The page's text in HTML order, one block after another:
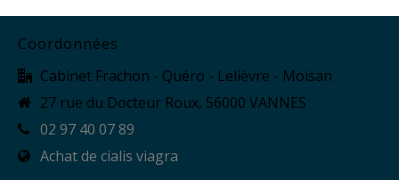
Coordonnées
Cabinet Frachon - Quéro - Lelièvre - Moisan
27 rue du Docteur Roux, 56000 VANNES
02 97 40 07 89
Achat de cialis viagra